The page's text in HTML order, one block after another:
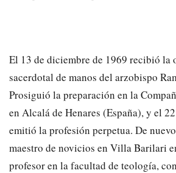
El 13 de diciembre de 1969 recibió la
sacerdotal de manos del arzobispo
Prosiguió la preparación en la
en Alcalá de Henares (España), y el
emitió la profesión perpetua. De
maestro de novicios en Villa Barilari
profesor en la facultad de teología,